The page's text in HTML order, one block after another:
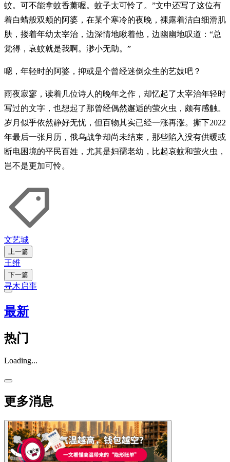
蚊。可不能拿蚊香薰喔。蚊子太可怜了。”文中还写了这位有
着白蜡般双颊的阿婆，在某个寒冷的夜晚，裸露着洁白细滑肌
肤，搂着年幼太宰治，边深情地瞅着他，边幽幽地叹道：“总
觉得，哀蚊就是我啊。渺小无助。”
嗯，年轻时的阿婆，抑或是个曾经迷倒众生的艺妓吧？
雨夜寂寥，读着几位诗人的晚年之作，却忆起了太宰治年轻时
写过的文字，也想起了那曾经偶然邂逅的萤火虫，颇有感触。
岁月似乎依然静好无忧，但百物其实已经一涨再涨。撕下2022
年最后一张月历，俄乌战争却尚未结束，那些陷入没有供暖或
断电困境的平民百姓，尤其是妇孺老幼，比起哀蚊和萤火虫，
岂不是更加可怜。
文艺城
上一篇
王维
下一篇
寻木启事
最新
热门
Loading...
更多消息